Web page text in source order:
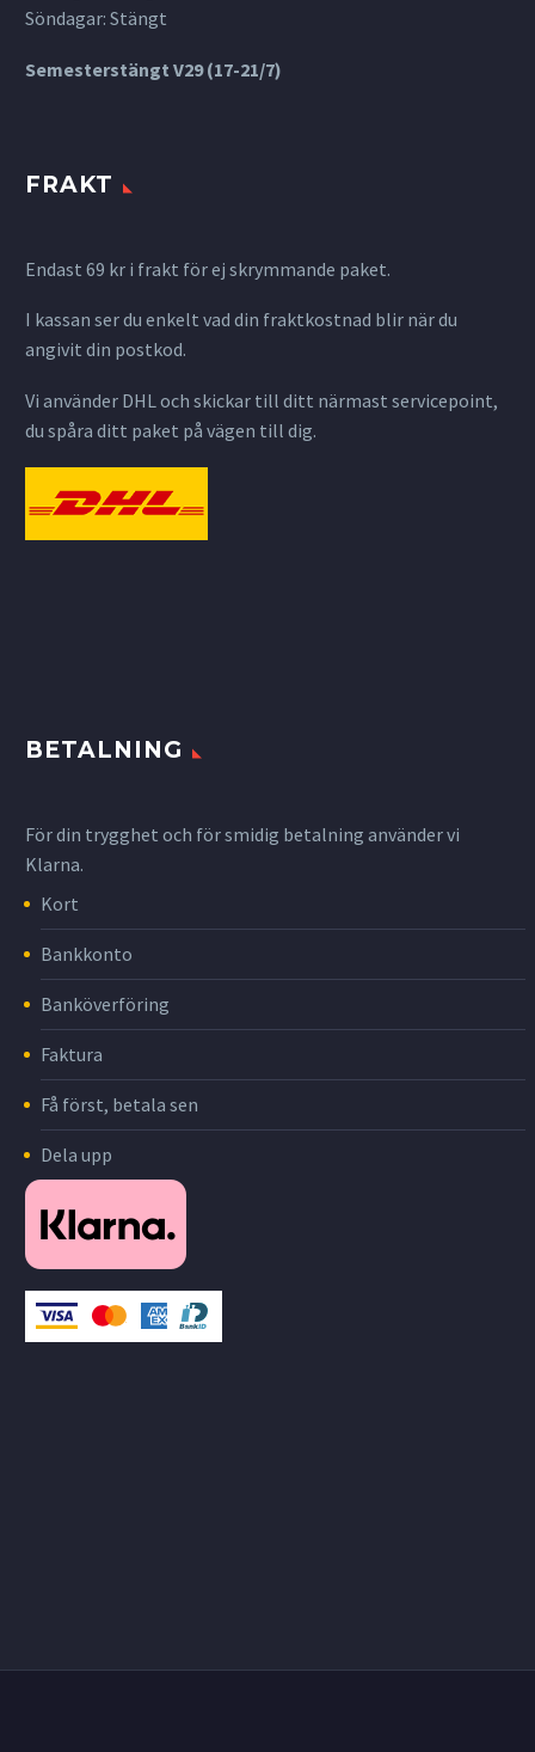
Söndagar: Stängt
Semesterstängt V29 (17-21/7)
FRAKT
Endast 69 kr i frakt för ej skrymmande paket.
I kassan ser du enkelt vad din fraktkostnad blir när du
angivit din postkod.
Vi använder DHL och skickar till ditt närmast servicepoint,
du spåra ditt paket på vägen till dig.
BETALNING
För din trygghet och för smidig betalning använder vi
Klarna.
Kort
Bankkonto
Banköverföring
Faktura
Få först, betala sen
Dela upp